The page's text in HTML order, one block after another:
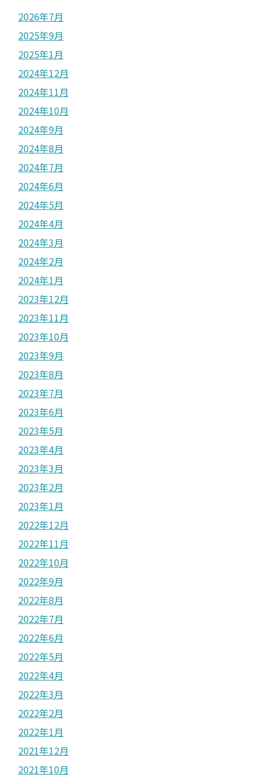
2026年7月
2025年9月
2025年1月
2024年12月
2024年11月
2024年10月
2024年9月
2024年8月
2024年7月
2024年6月
2024年5月
2024年4月
2024年3月
2024年2月
2024年1月
2023年12月
2023年11月
2023年10月
2023年9月
2023年8月
2023年7月
2023年6月
2023年5月
2023年4月
2023年3月
2023年2月
2023年1月
2022年12月
2022年11月
2022年10月
2022年9月
2022年8月
2022年7月
2022年6月
2022年5月
2022年4月
2022年3月
2022年2月
2022年1月
2021年12月
2021年10月